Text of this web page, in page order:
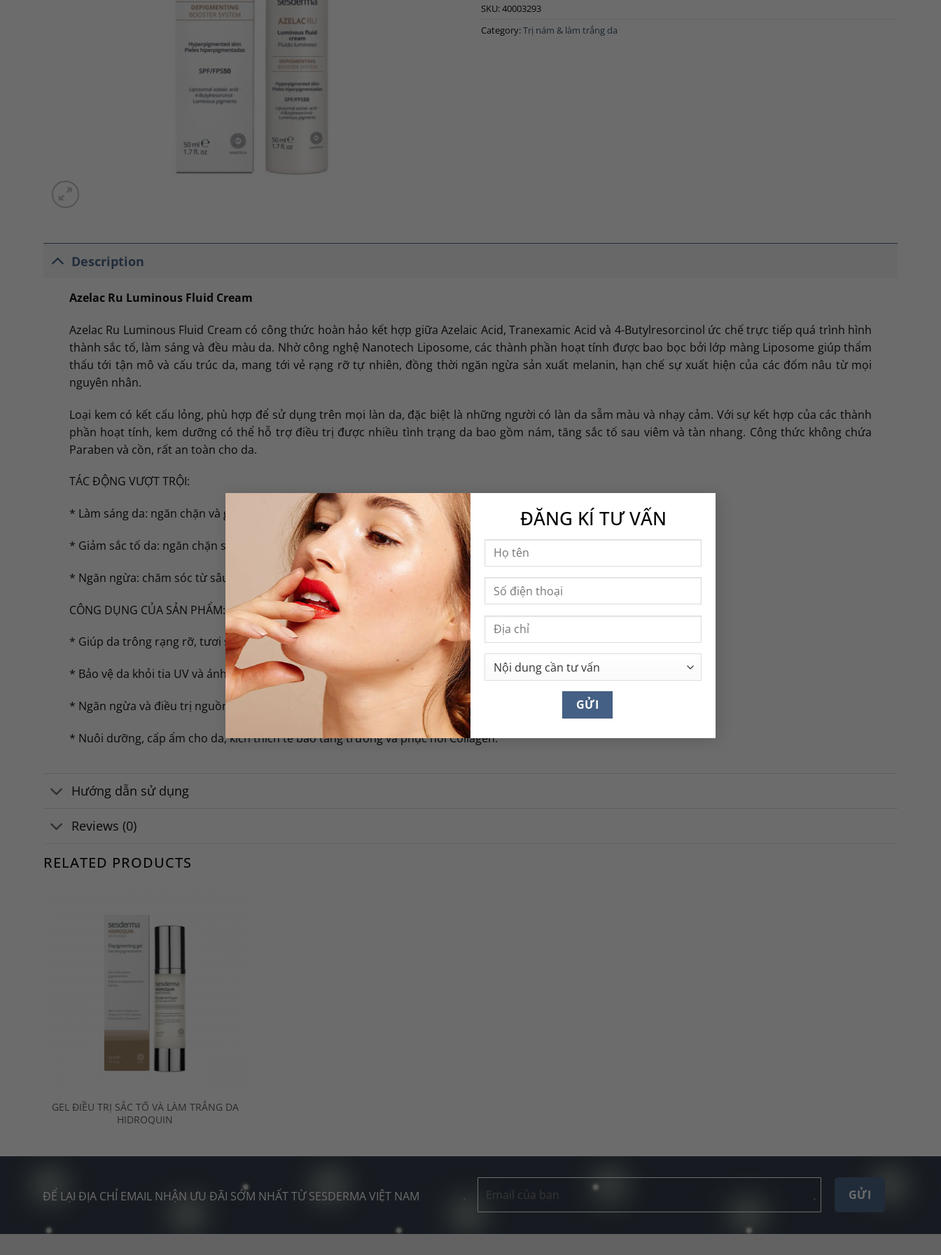
ĐĂNG KÍ TƯ VẤN
SKU:40003293
Category:Trị nám & làm trắng da
Description
Azelac Ru Luminous Fluid Cream
Azelac Ru Luminous Fluid Cream có công thức hoàn hảo kết hợp giữa Azelaic Acid, Tranexamic Acid và 4-Butylresorcinol ức chế trực tiếp quá trình hình
thành sắc tố, làm sáng và đều màu da. Nhờ công nghệ Nanotech Liposome, các thành phần hoạt tính được bao bọc bởi lớp màng Liposome giúp thẩm
thấu tới tận mô và cấu trúc da, mang tới vẻ rạng rỡ tự nhiên, đồng thời ngăn ngừa sản xuất melanin, hạn chế sự xuất hiện của các đốm nâu từ mọi
nguyên nhân.
Loại kem có kết cấu lỏng, phù hợp để sử dụng trên mọi làn da, đặc biệt là những người có làn da sẫm màu và nhạy cảm. Với sự kết hợp của các thành
phần hoạt tính, kem dưỡng có thể hỗ trợ điều trị được nhiều tình trạng da bao gồm nám, tăng sắc tố sau viêm và tàn nhang. Công thức không chứa
Paraben và cồn, rất an toàn cho da.
TÁC ĐỘNG VƯỢT TRỘI:
* Làm sáng da: ngăn chặn và giảm sản xuất melanin một cách hiệu quả
* Giảm sắc tố da: ngăn chặn sự phân tán melanin và loại bỏ tất cả chất dư thừa
* Ngăn ngừa: chăm sóc từ sâu bên trong, làm chậm sự tái phát của mụn
CÔNG DỤNG CỦA SẢN PHẨM:
* Giúp da trông rạng rỡ, tươi sáng đều màu và căng mượt hơn.
* Bảo vệ da khỏi tia UV và ánh nắng mặt trời trực tiếp.
* Ngăn ngừa và điều trị nguồn gốc của các đốm đen, nám da, tàn nhang, vết thâm sau viêm.
* Nuôi dưỡng, cấp ẩm cho da, kích thích tế bào tăng trưởng và phục hồi Collagen.
Hướng dẫn sử dụng
Reviews (0)
RELATED PRODUCTS
GEL ĐIỀU TRỊ SẮC TỐ VÀ LÀM TRẮNG DA
HIDROQUIN
ĐỂ LẠI ĐỊA CHỈ EMAIL NHẬN ƯU ĐÃI SỚM NHẤT TỪ SESDERMA VIỆT NAM